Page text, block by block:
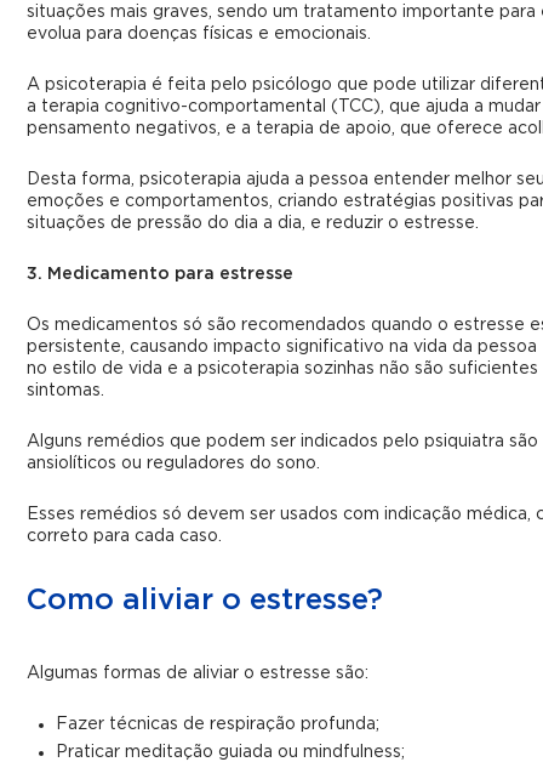
situações mais graves, sendo um tratamento importante
evolua para doenças físicas e emocionais.
A psicoterapia é feita pelo psicólogo que pode utilizar
a terapia cognitivo-comportamental (TCC), que ajuda a
pensamento negativos, e a terapia de apoio, que oferece
Desta forma, psicoterapia ajuda a pessoa entender melhor
emoções e comportamentos, criando estratégias positivas
situações de pressão do dia a dia, e reduzir o estresse.
3. Medicamento para estresse
Os medicamentos só são recomendados quando o estresse
persistente, causando impacto significativo na vida da pessoa
no estilo de vida e a psicoterapia sozinhas não são
sintomas.
Alguns remédios que podem ser indicados pelo psiquiatra
ansiolíticos ou reguladores do sono.
Esses remédios só devem ser usados com indicação médica,
correto para cada caso.
Como aliviar o estresse?
Algumas formas de aliviar o estresse são:
Fazer técnicas de respiração profunda;
Praticar meditação guiada ou mindfulness;